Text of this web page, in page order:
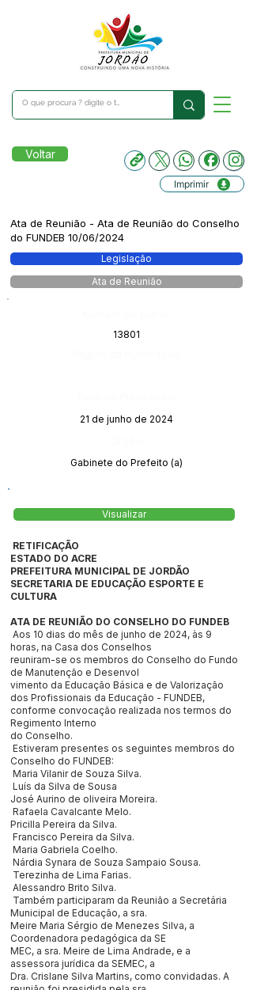
Voltar
Imprimir
Ata de Reunião - Ata de Reunião do Conselho
do FUNDEB 10/06/2024
Legislação
Ata de Reunião
13801
21 de junho de 2024
Gabinete do Prefeito (a)
Visualizar
RETIFICAÇÃO
ESTADO DO ACRE
PREFEITURA MUNICIPAL DE JORDÃO
SECRETARIA DE EDUCAÇÃO ESPORTE E
CULTURA
ATA DE REUNIÃO DO CONSELHO DO FUNDEB
Aos 10 dias do mês de junho de 2024, às 9
horas, na Casa dos Conselhos
reuniram-se os membros do Conselho do Fundo
de Manutenção e Desenvol
vimento da Educação Básica e de Valorização
dos Profissionais da Educação - FUNDEB,
conforme convocação realizada nos termos do
Regimento Interno
do Conselho.
Estiveram presentes os seguintes membros do
Conselho do FUNDEB:
Maria Vilanir de Souza Silva.
Luís da Silva de Sousa
José Aurino de oliveira Moreira.
Rafaela Cavalcante Melo.
Pricilla Pereira da Silva.
Francisco Pereira da Silva.
Maria Gabriela Coelho.
Nárdia Synara de Souza Sampaio Sousa.
Terezinha de Lima Farias.
Alessandro Brito Silva.
Também participaram da Reunião a Secretária
Municipal de Educação, a sra.
Meire Maria Sérgio de Menezes Silva, a
Coordenadora pedagógica da SE
MEC, a sra. Meire de Lima Andrade, e a
assessora jurídica da SEMEC, a
Dra. Crislane Silva Martins, como convidadas. A